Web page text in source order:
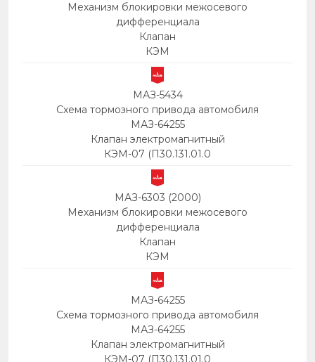
Механизм блокировки межосевого
дифференциала
Клапан
КЭМ
МАЗ-5434
Схема тормозного привода автомобиля
МАЗ-64255
Клапан электромагнитный
КЭМ-07 (П30.131.01.0
МАЗ-6303 (2000)
Механизм блокировки межосевого
дифференциала
Клапан
КЭМ
МАЗ-64255
Схема тормозного привода автомобиля
МАЗ-64255
Клапан электромагнитный
КЭМ-07 (П30.131.01.0